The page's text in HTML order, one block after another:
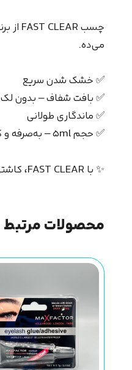
می‌ده.
✅ خشک شدن سریع
✅ بافت شفاف – بدون لک
✅ ماندگاری طولانی
✅ حجم ۵ml – به‌صرفه و کاربردی
✨ با FAST CLEAR، کاشتی طبیعی و بی‌عیب داشته باشید ✨
محصولات مرتبط